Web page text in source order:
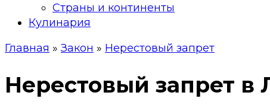
Страны и континенты
Кулинария
Главная » Закон » Нерестовый запрет
Нерестовый запрет в